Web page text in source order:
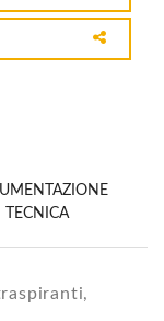
TECNICA